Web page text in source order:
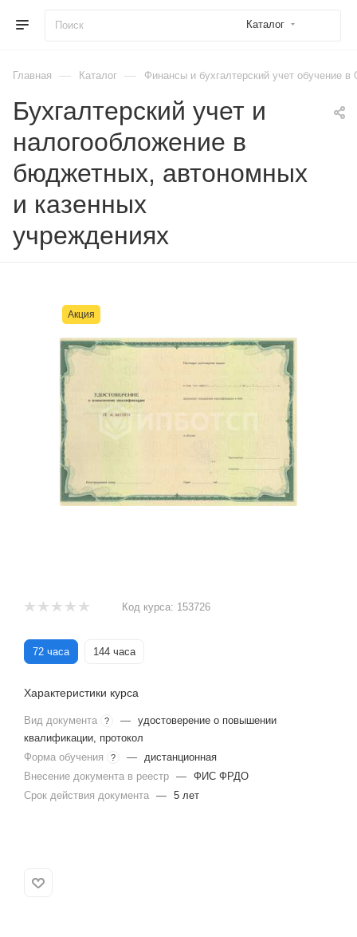
Каталог
Главная — Каталог — Финансы и бухгалтерский учет обучение в
Бухгалтерский учет и
налогообложение в
бюджетных, автономных
и казенных
учреждениях
Акция
Код курса: 153726
72 часа 144 часа
Характеристики курса
Вид документа ? — удостоверение о повышении
квалификации, протокол
Форма обучения
? —
дистанционная
Внесение документа в реестр — ФИС ФРДО
Срок действия документа — 5 лет